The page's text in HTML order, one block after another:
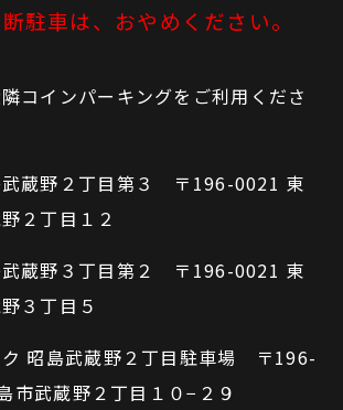
駐車は、おやめください。
コインパーキングをご利用くださ
武蔵野２丁目第３ 〒196-0021 東
２丁目１２
武蔵野３丁目第２ 〒196-0021 東
３丁目５
ク 昭島武蔵野２丁目駐車場 〒196-
市武蔵野２丁目１０−２９